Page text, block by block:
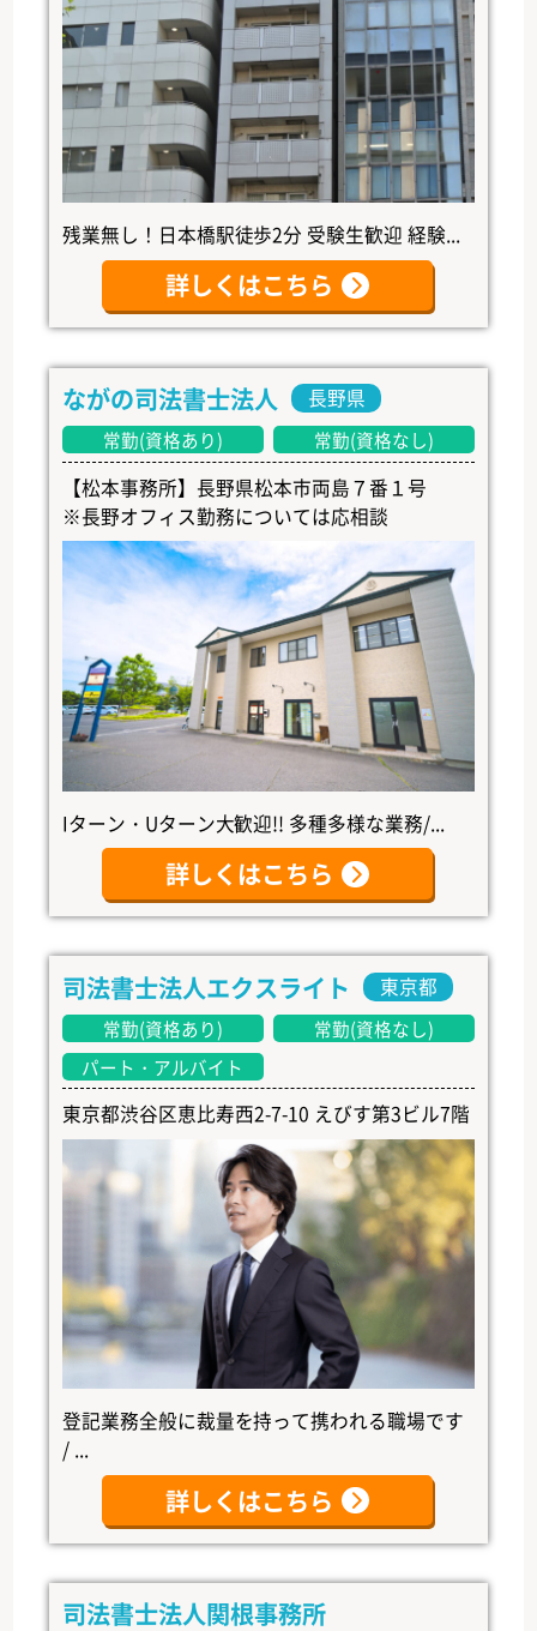
残業無し！日本橋駅徒歩2分 受験生歓迎 経験...
詳しくはこちら
ながの司法書士法人 長野県
常勤(資格あり) 常勤(資格なし)
【松本事務所】長野県松本市両島７番１号
※長野オフィス勤務については応相談
Iターン・Uターン大歓迎!! 多種多様な業務/...
詳しくはこちら
司法書士法人エクスライト 東京都
常勤(資格あり)
常勤(資格なし)
パート・アルバイト
東京都渋谷区恵比寿西2-7-10 えびす第3ビル7階
登記業務全般に裁量を持って携われる職場です
/ ...
詳しくはこちら
司法書士法人関根事務所